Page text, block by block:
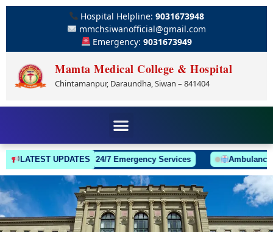
Hospital Helpline:9031673948
mmchsiwanofficial@gmail.com
Emergency:9031673949
Mamta Medical College & Hospital
Chintamanpur, Daraundha, Siwan – 841404
LATEST UPDATES24/7 Emergency Services Ambulance